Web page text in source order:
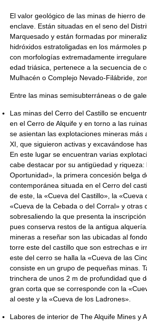
El valor geológico de las minas de hierro
enclave. Están situadas en el seno del
Marquesado y están formadas por
hidróxidos estratoligadas en los mármoles
con morfologías extremadamente
edad triásica, pertenece a la secuencia de
Mulhacén o Complejo Nevado-Filábride,
Entre las minas semisubterráneas o de
Las minas del Cerro del Castillo se
en el Cerro de Alquife y en torno a las
se asientan las explotaciones mineras más
XI, que siguieron activas y excavándose
En este lugar se encuentran varias
cabe destacar por su antigüedad y riqueza:
Oportunidad», la primera concesión belga
contemporánea situada en el Cerro del
de este, la «Cueva del Castillo», la «Cueva
«Cueva de la Cebada o del Corral» y otras
sobresaliendo la que presenta la
pues conserva restos de la antigua
mineras a reseñar son las ubicadas al
torre este del castillo que son estrechas e
este del cerro se halla la «Cueva de las
consiste en un grupo de pequeñas minas.
trinchera de unos 2 m de profundidad que
gran corta que se corresponde con la
al oeste y la «Cueva de los Ladrones».
Labores de interior de The Alquife Mines y